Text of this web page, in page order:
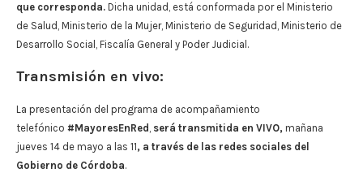
que corresponda. Dicha unidad, está conformada por el Ministerio
de Salud, Ministerio de la Mujer, Ministerio de Seguridad, Ministerio de
Desarrollo Social, Fiscalía General y Poder Judicial.
Transmisión en vivo:
La presentación del programa de acompañamiento
telefónico #MayoresEnRed , será transmitida en VIVO, mañana
jueves 14 de mayo a las 11, a través de las redes sociales del
Gobierno de Córdoba.